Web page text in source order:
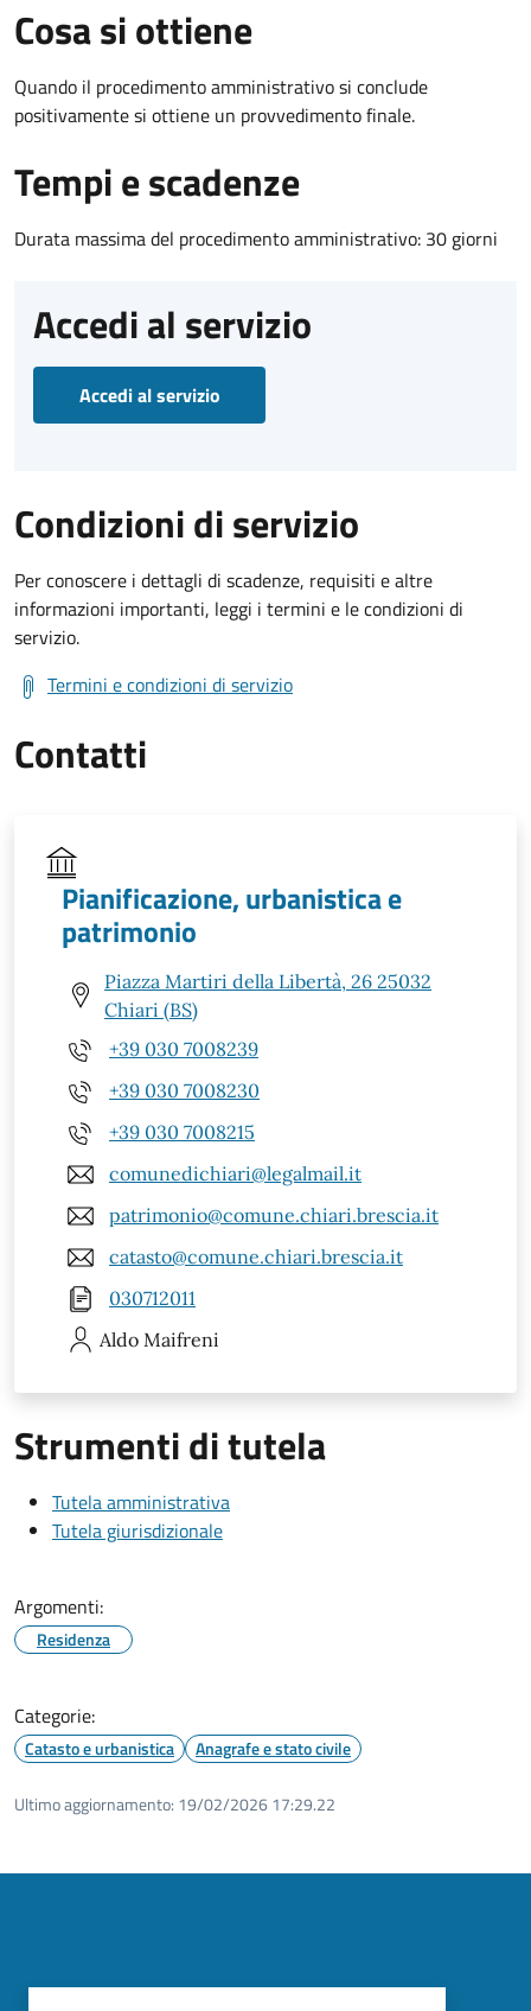
Cosa si ottiene
Quando il procedimento amministrativo si conclude
positivamente si ottiene un provvedimento finale.
Tempi e scadenze
Durata massima del procedimento amministrativo: 30 giorni
Accedi al servizio
Accedi al servizio
Condizioni di servizio
Per conoscere i dettagli di scadenze, requisiti e altre
informazioni importanti, leggi i termini e le condizioni di
servizio.
Termini e condizioni di servizio
Contatti
Pianificazione, urbanistica e
patrimonio
Piazza Martiri della Libertà, 26 25032
Chiari (BS)
+39 030 7008239
+39 030 7008230
+39 030 7008215
comunedichiari@legalmail.it
patrimonio@comune.chiari.brescia.it
catasto@comune.chiari.brescia.it
030712011
Aldo Maifreni
Strumenti di tutela
Tutela amministrativa
Tutela giurisdizionale
Argomenti:
Residenza
Categorie:
Catasto e urbanistica Anagrafe e stato civile
Ultimo aggiornamento: 19/02/2026 17:29.22